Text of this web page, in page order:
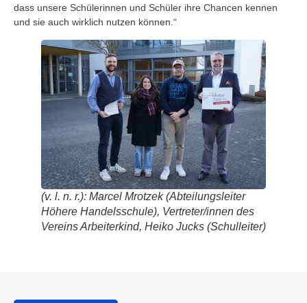
dass unsere Schülerinnen und Schüler ihre Chancen kennen
und sie auch wirklich nutzen können.“
(v. l. n. r.): Marcel Mrotzek (Abteilungsleiter
Höhere Handelsschule), Vertreter/innen des
Vereins Arbeiterkind, Heiko Jucks (Schulleiter)